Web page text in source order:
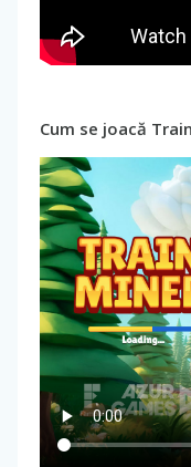
Cum se joacă